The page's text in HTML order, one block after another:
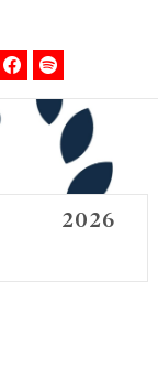
2026